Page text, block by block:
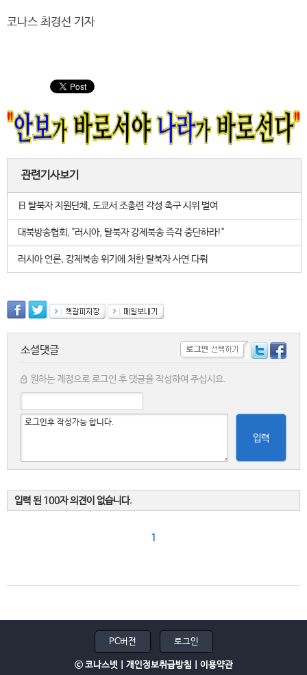
코나스 최경선 기자
관련기사보기
日 탈북자 지원단체, 도쿄서 조총련 각성 촉구 시위 벌여
대북방송협회, "러시아, 탈북자 강제북송 즉각 중단하라!"
러시아 언론, 강제북송 위기에 처한 탈북자 사연 다뤄
소셜댓글
원하는 계정으로 로그인 후 댓글을 작성하여 주십시요.
입력
입력 된 100자 의견이 없습니다.
1
PC버전 로그인
ⓒ 코나스넷 | 개인정보취급방침 이용약관